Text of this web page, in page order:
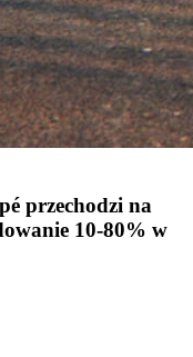
przechodzi na
10-80% w